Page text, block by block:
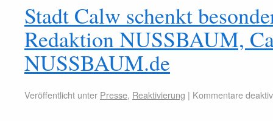
Stadt Calw schenkt
Redaktion NUSSBAUM,
NUSSBAUM.de
Veröffentlicht unter Presse, Reaktivierung | Kommentare